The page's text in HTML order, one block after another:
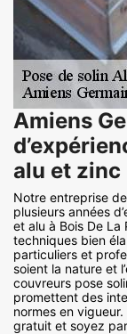
Amiens
alu et zinc
Notre entreprise
plusieurs années
et alu à Bois De
techniques bien
particuliers et
soient la nature et
couvreurs pose
promettent des
normes en
gratuit et soyez